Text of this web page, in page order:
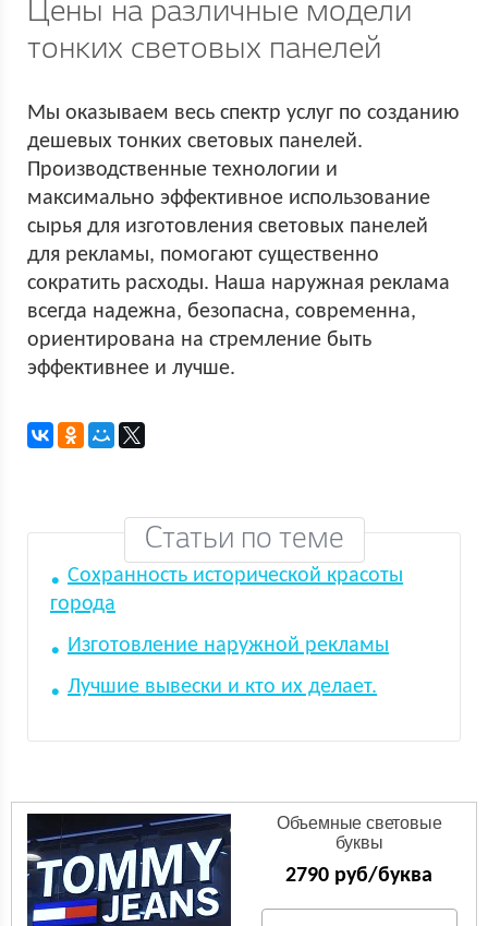
Цены на различные модели
тонких световых панелей
Мы оказываем весь спектр услуг по созданию
дешевых тонких световых панелей.
Производственные технологии и
максимально эффективное использование
сырья для изготовления световых панелей
для рекламы, помогают существенно
сократить расходы. Наша наружная реклама
всегда надежна, безопасна, современна,
ориентирована на стремление быть
эффективнее и лучше.
Статьи по теме
Сохранность исторической красоты
города
Изготовление наружной рекламы
Лучшие вывески и кто их делает.
Объемные световые
буквы
2790 руб/буква